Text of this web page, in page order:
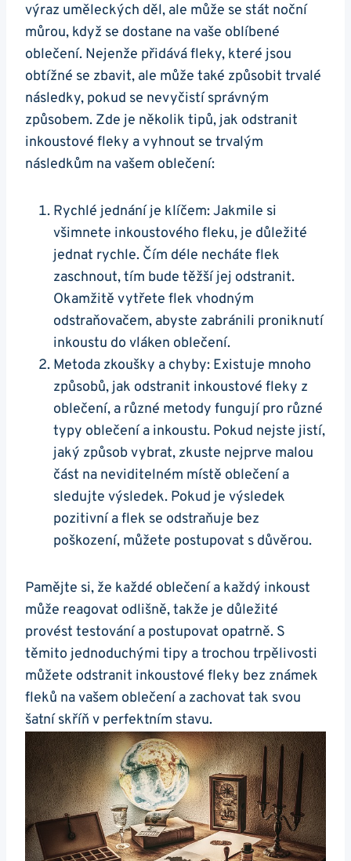
výraz uměleckých děl, ale může se stát noční
můrou, když se dostane na vaše oblíbené
oblečení. Nejenže přidává fleky, které jsou
obtížné se zbavit, ale může také způsobit trvalé
následky, pokud se nevyčistí správným
způsobem. Zde je několik tipů, jak odstranit
inkoustové fleky a vyhnout se trvalým
následkům na vašem oblečení:
Rychlé jednání je klíčem: Jakmile si
všimnete inkoustového fleku, je důležité
jednat rychle. Čím déle necháte flek
zaschnout, tím bude těžší jej odstranit.
Okamžitě vytřete flek vhodným
odstraňovačem, abyste zabránili proniknutí
inkoustu do vláken oblečení.
Metoda zkoušky a chyby: Existuje mnoho
způsobů, jak odstranit inkoustové fleky z
oblečení, a různé metody fungují pro různé
typy oblečení a inkoustu. Pokud nejste jistí,
jaký způsob vybrat, zkuste nejprve malou
část na neviditelném místě oblečení a
sledujte výsledek. Pokud je výsledek
pozitivní a flek se odstraňuje bez
poškození, můžete postupovat s důvěrou.
Pamějte si, že každé oblečení a každý inkoust
může reagovat odlišně, takže je důležité
provést testování a postupovat opatrně. S
těmito jednoduchými tipy a trochou trpělivosti
můžete odstranit inkoustové fleky bez známek
fleků na vašem oblečení a zachovat tak svou
šatní skříň v perfektním stavu.